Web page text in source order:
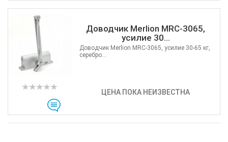
Доводчик Merlion MRC-3065,
усилие 30...
ЦЕНА ПОКА НЕИЗВЕСТНА
Доводчик Merlion MRC-3065, усилие 30-65 кг,
серебро...